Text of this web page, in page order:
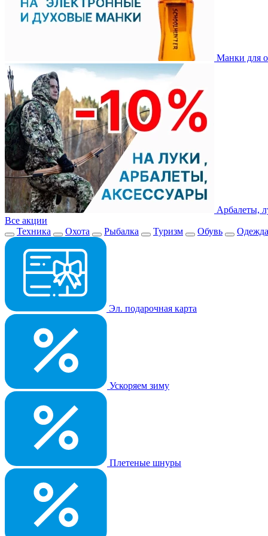
Манки для
Арбалеты,
Все акции
Техника
Охота Рыбалка Туризм Обувь Одежда
Эл. подарочная карта
Ускоряем зиму
Плетеные шнуры